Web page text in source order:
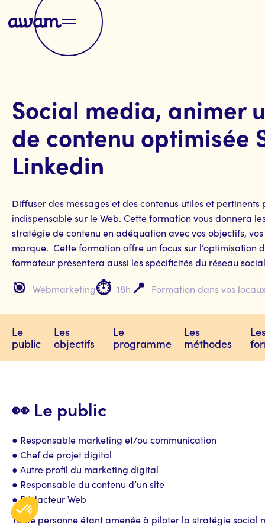
Social media, animer
de contenu optimisée
Linkedin
Diffuser des messages et des contenus utiles et pertinents
indispensable sur le Web. Cette formation vous donnera
stratégie de contenu en adéquation avec vos objectifs,
marque. Cette formation offre un focus sur l’optimisation
formateur présentera aussi les spécificités du réseau
🎯 Webmarketing⏱️ 18h 📍 Formation dans vos
Le
public
Les
objectifs
Le
programme
Les
méthodes
👀 Le public
● Responsable marketing et/ou communication
● Chef de projet digital
● Autre profil du marketing digital
● Responsable du contenu d’un site
● Rédacteur Web
Toute personne étant amenée à piloter la stratégie social